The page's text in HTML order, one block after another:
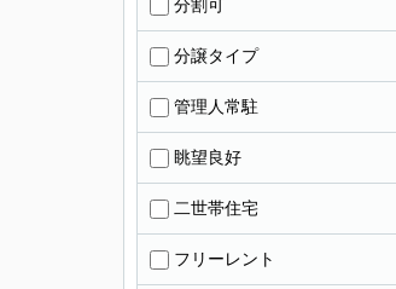
分割可
分譲タイプ
管理人常駐
眺望良好
二世帯住宅
フリーレント